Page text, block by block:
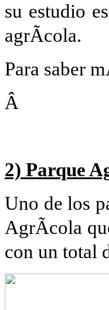
su estudio
agrÃ­cola.
Para saber
Â
2) Parque
Uno de los
AgrÃ­cola
con un total